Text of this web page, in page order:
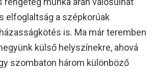
elfoglaltság a szépkorúak
is. Ma már teremben
külső helyszínekre, ahová
szombaton három különböző